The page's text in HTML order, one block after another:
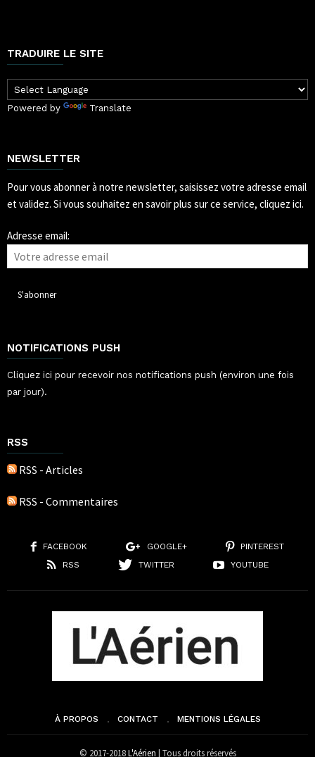
TRADUIRE LE SITE
Powered by Translate
NEWSLETTER
Pour vous abonner à notre newsletter, saisissez votre adresse email
et validez. Si vous souhaitez en savoir plus sur ce service, cliquez ici.
Adresse email:
NOTIFICATIONS PUSH
Cliquez ici pour recevoir nos notifications push (environ une fois
par jour).
RSS
RSS - Articles
RSS - Commentaires
FACEBOOK GOOGLE+
PINTEREST
RSS
TWITTER YOUTUBE
À PROPOS CONTACT MENTIONS LÉGALES
© 2017-2018L'Aérien | Tous droits réservés